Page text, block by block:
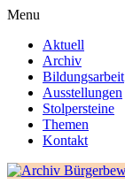
Menu
Aktuell
Archiv
Bildungsarbeit
Ausstellungen
Stolpersteine
Themen
Kontakt